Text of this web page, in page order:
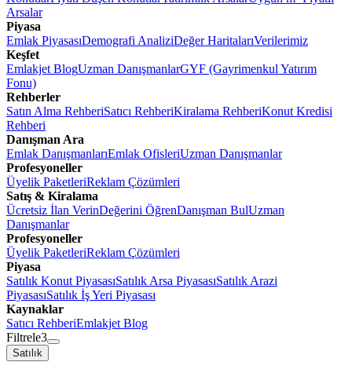
Arsalar
Piyasa
Emlak PiyasasıDemografi AnaliziDeğer HaritalarıVerilerimiz
Keşfet
Emlakjet BlogUzman DanışmanlarGYF (Gayrimenkul Yatırım
Fonu)
Rehberler
Satın Alma RehberiSatıcı RehberiKiralama RehberiKonut Kredisi
Rehberi
Danışman Ara
Emlak DanışmanlarıEmlak OfisleriUzman Danışmanlar
Profesyoneller
Üyelik PaketleriReklam Çözümleri
Satış & Kiralama
Ücretsiz İlan VerinDeğerini ÖğrenDanışman BulUzman
Danışmanlar
Profesyoneller
Üyelik PaketleriReklam Çözümleri
Piyasa
Satılık Konut PiyasasıSatılık Arsa PiyasasıSatılık Arazi
PiyasasıSatılık İş Yeri Piyasası
Kaynaklar
Satıcı RehberiEmlakjet Blog
Filtrele3
Satılık